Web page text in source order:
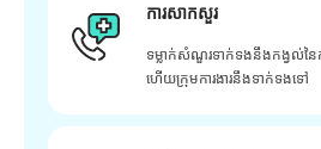
ការសាកសួរ
ទម្លាក់សំណួរទាក់ទងនឹងកង្វល់នៃ
ហើយក្រុមការងារនឹងទាក់ទងទៅ